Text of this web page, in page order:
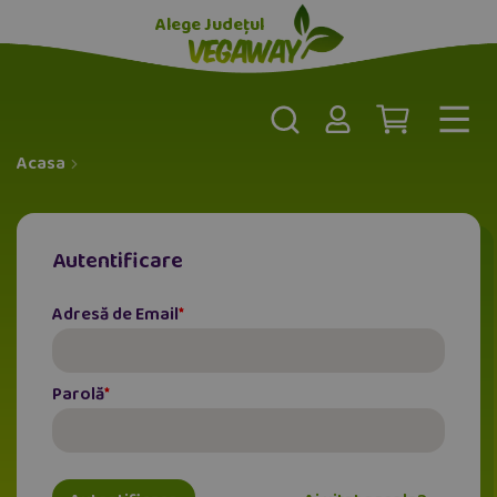
Alege Județul
Acasa
Autentificare
Adresă de Email
Parolă